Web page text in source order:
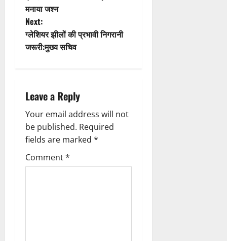
o
n
s
t
v
i
g
a
मनाया जश्न
Next:
ग्लेशियर झीलों की प्रभावी निगरानी
जरूरी:मुख्य सचिव
Leave a Reply
Your email address will not
be published. Required
fields are marked *
Comment*